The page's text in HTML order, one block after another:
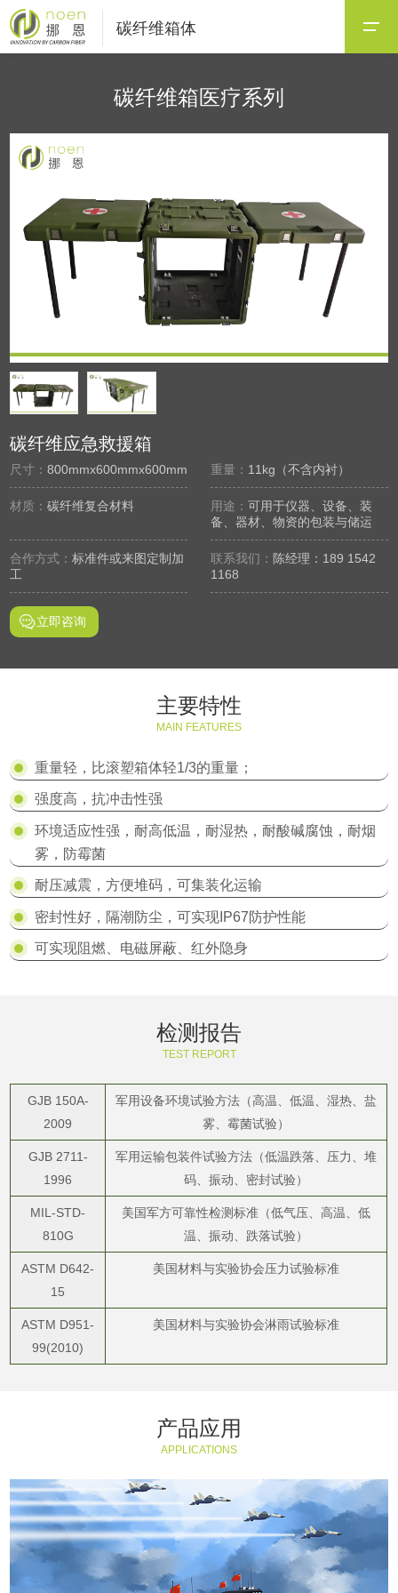
碳纤维箱体
碳纤维箱医疗系列
碳纤维应急救援箱
尺寸：800mmx600mmx600mm 重量： 11kg（不含内衬）
材质：碳纤维复合材料 用途： 可用于仪器、设备、装
备、器材、物资的包装与储运
合作方式：标准件或来图定制加
工
联系我们： 陈经理：189 1542
1168
立即咨询
主要特性
MAIN FEATURES
重量轻，比滚塑箱体轻1/3的重量；
强度高，抗冲击性强
环境适应性强，耐高低温，耐湿热，耐酸碱腐蚀，耐烟
雾，防霉菌
耐压减震，方便堆码，可集装化运输
密封性好，隔潮防尘，可实现IP67防护性能
可实现阻燃、电磁屏蔽、红外隐身
检测报告
TEST REPORT
GJB 150A-
2009
军用设备环境试验方法（高温、低温、湿热、盐
雾、霉菌试验）
GJB 2711-
1996
军用运输包装件试验方法（低温跌落、压力、堆
码、振动、密封试验）
MIL-STD-
810G
美国军方可靠性检测标准（低气压、高温、低
温、振动、跌落试验）
ASTM D642-
15
美国材料与实验协会压力试验标准
ASTM D951-
99(2010)
美国材料与实验协会淋雨试验标准
产品应用
APPLICATIONS